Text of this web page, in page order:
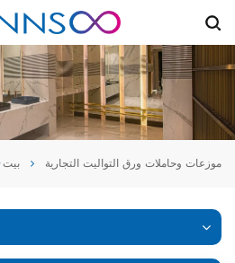
بيت موزعات وحاملات ورق التواليت التجارية